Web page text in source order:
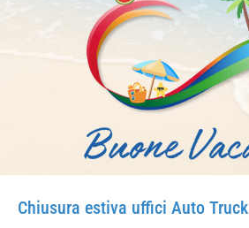
Chiusura estiva uffici Auto Truck